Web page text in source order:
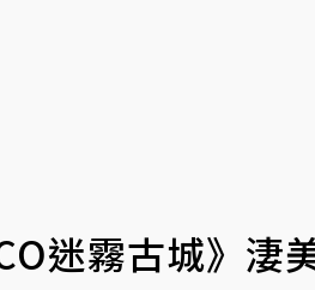
迷霧古城》淒